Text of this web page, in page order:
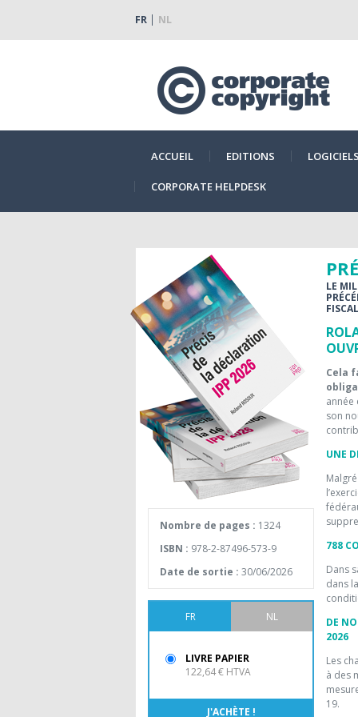
FR NL
ACCUEIL EDITIONS LOGICIELS
CORPORATE HELPDESK
LE
Cela
année
son
UNE
788
Dans
dans
DE
2026
Les
à des
19.
Nombre de pages : 1324
ISBN : 978-2-87496-573-9
Date de sortie : 30/06/2026
FR NL
LIVRE PAPIER
122,64 € HTVA